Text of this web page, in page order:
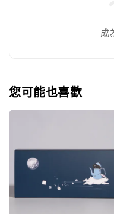
成
您可能也喜歡